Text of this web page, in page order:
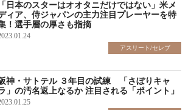
「日本のスターはオオタニだけではない」米メ
ィア、侍ジャパンの主力注目プレーヤーを特
！選手層の厚さも指摘
アスリート/セレブ
神・サトテル ３年目の試練 「さぼりキャ
」の汚名返上なるか 注目される「ポイント」